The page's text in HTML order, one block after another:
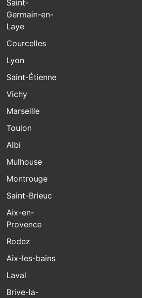
Saint-
Germain-en-
Laye
Courcelles
Lyon
Saint-Étienne
Vichy
Marseille
Toulon
Albi
Mulhouse
Montrouge
Saint-Brieuc
Aix-en-
Provence
Rodez
Aix-les-bains
Laval
Brive-la-